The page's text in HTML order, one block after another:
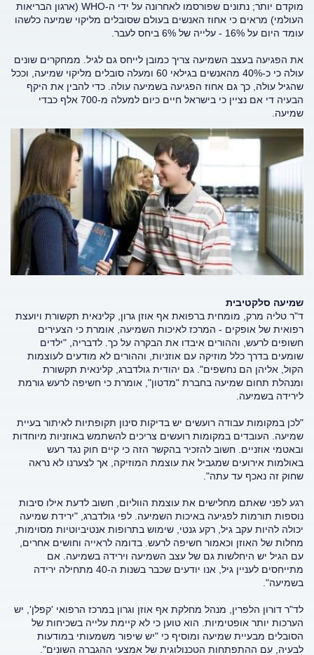
מוקדם יותר; נתונים שפורסמו לאחרונה על ידי ה-WHO (ארגון הבריאות
העולמי) מראים כי אחוז האנשים בעולם שסובלים מליקוי שמיעה כלשהו
עומד היום על 16% - עלייה של 6% ביחס לעבר.
את הפגיעה בעצב השמיעה צריך כמובן לייחס גם לגיל. ממחקרים שונים
עולה כי כ-40% מהאנשים בגילאי 60 ומעלה סובלים מליקוי שמיעה, וככל
שהגיל עולה, כך גם אחוז הפגיעה בשמיעה עולה. כדי להבין את היקף
הבעיה די אם נציין כי בישראל חיים כיום למעלה מ-700 אלף כבדי
שמיעה.
שמיעה סלקטיבית
ד"ר טליה מרק, מומחית ברפואת אף אוזן גרון, קלינאית תקשורת ויועצת
רפואית של אופקים - המרכז לאיכות השמיעה, אומרת כי הצעירים
חשופים לרעש, וההורים איבדו את הבקרה על כך. לדבריה, "ילדים
שומעים בדרך כלל מוזיקה עם אוזניות, וההורים לא מודעים לעוצמות
הקול, אליהן הם נחשפים". גם יהודית גולדברג, קלינאית תקשורת
ומנהלת תחום שמיעה בחברת "מדטון", אומרת כי חשיפה לרעש גורמת
לירידה בשמיעה.
"לכן במקומות עבודה רועשים יש בדיקות סינון תקופתיות לאיתור בעיית
שמיעה. העובדים במקומות רועשים צריכים להשתמש באוזניות מיוחדות
ובאטמי אוזניים. חשוב להזכיר בהקשר הזה כי קיים חוק נגד רעש
באולמות אירועים שמגביל את עוצמת המוזיקה, אך לצערנו לא נראה
שחוק זה נאכף עד עתה".
רגע לפני שאתם מחלישים את עוצמת הווליום, חשוב לדעת אילו סיבות
נוספות תורמות לפגיעה באיכות השמיעה. לפי גולדברג, "ירידת שמיעה
יכולה להיות עקב גיל, רקע גנטי, שימוש בתרופות אנטיביוטיות מסוימות,
מחלות של האוזן וכאמור חשיפה לרעש. בדומה לראייה וחושים אחרים,
עם הגיל יש היחלשות גם של עצב השמיעה וירידה בשמיעה. אם
מתייחסים לעניין גיל, אנו יודעים שכבר בשנות ה-40 מתחילה ירידה
בשמיעה".
לד"ר דורון הלפרין, מנהל מחלקת אף אוזן וגרון במרכז הרפואי 'קפלן', יש
הערכות יותר אופטימיות. הוא טוען כי לא קיימת עלייה בשכיחות של
הסובלים מבעיית שמיעה ומוסיף כי "יש שיפור משמעותי במודעות
לבעיה, עם ההתפתחות הטכנולוגית של אמצעי ההגברה השונים".